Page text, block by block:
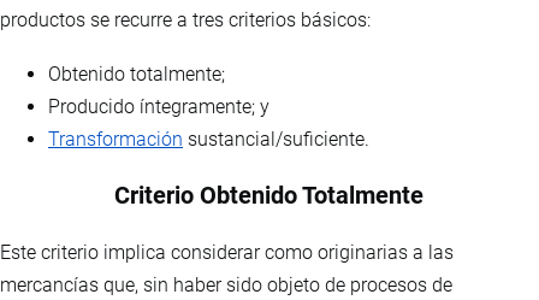
productos se recurre a tres criterios básicos:
Obtenido totalmente;
Producido íntegramente; y
Transformación sustancial/suficiente.
Criterio Obtenido Totalmente
Este criterio implica considerar como originarias a las
mercancías que, sin haber sido objeto de procesos de